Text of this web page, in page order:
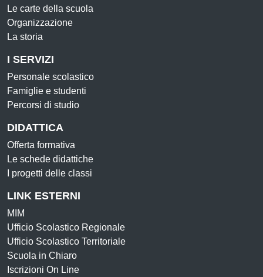
Le carte della scuola
Organizzazione
La storia
I SERVIZI
Personale scolastico
Famiglie e studenti
Percorsi di studio
DIDATTICA
Offerta formativa
Le schede didattiche
I progetti delle classi
LINK ESTERNI
MIM
Ufficio Scolastico Regionale
Ufficio Scolastico Territoriale
Scuola in Chiaro
Iscrizioni On Line